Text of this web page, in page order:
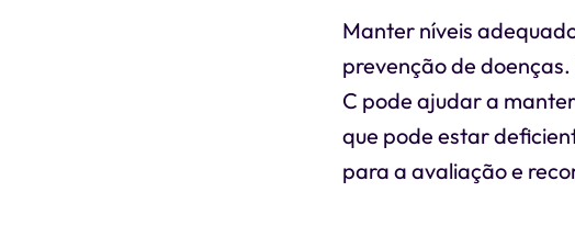
Manter níveis
prevenção de
C pode ajudar a
que pode estar
para a avaliação e